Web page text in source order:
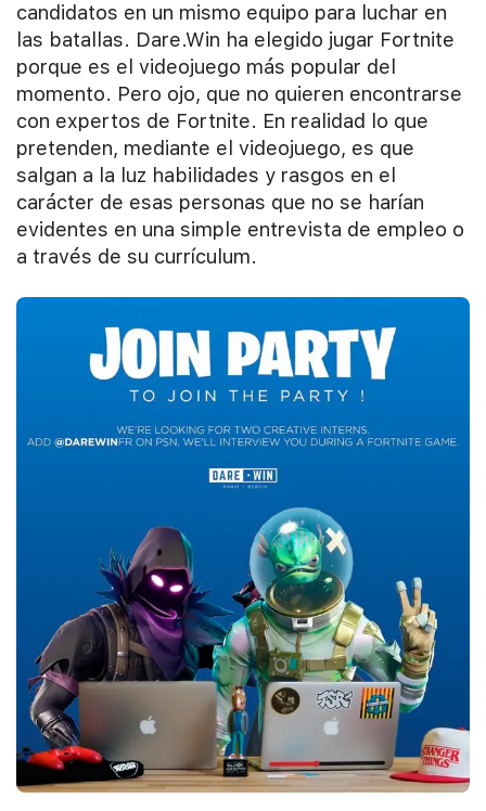
candidatos en un mismo equipo para luchar en
las batallas. Dare.Win ha elegido jugar Fortnite
porque es el videojuego más popular del
momento. Pero ojo, que no quieren encontrarse
con expertos de Fortnite. En realidad l o que
pretenden, mediante el videojuego, es que
salgan a la luz habilidades y rasgos en el
carácter de esas personas que no se harían
evidentes en una simple entrevista de empleo o
a través de su currículum.